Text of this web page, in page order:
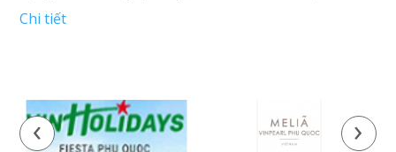
và khu nghỉ dưỡng
Chi tiết
‹ ›